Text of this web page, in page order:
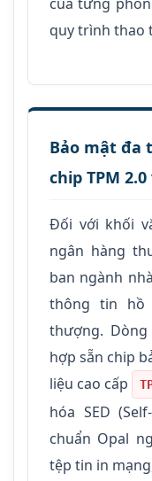
quy trình thao
Bảo mật đa
chip TPM
Đối với khối
ngân hàng
ban ngành
thông tin hồ
thượng. Dòng
hợp sẵn chip
liệu cao cấp
hóa SED
chuẩn Opal
tệp tin in